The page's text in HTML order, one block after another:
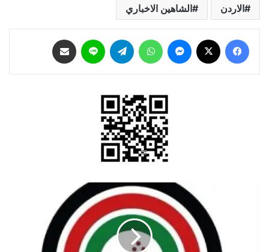
الاردن الشاهين الاخباري
فيسبوك ماسنجر واتساب تيلقرام لاين